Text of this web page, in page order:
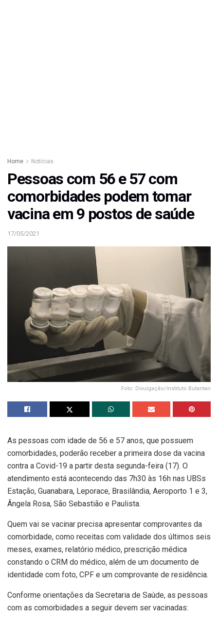
Home Notícias
Pessoas com 56 e 57 com
comorbidades podem tomar
vacina em 9 postos de saúde
17/05/2021
Foto: Divulgação/Instituto Butantan
As pessoas com idade de 56 e 57 anos, que possuem
comorbidades, poderão receber a primeira dose da vacina
contra a Covid-19 a partir desta segunda-feira (17). O
atendimento está acontecendo das 7h30 às 16h nas UBSs
Estação, Guanabara, Leporace, Brasilândia, Aeroporto 1 e 3,
Ângela Rosa, São Sebastião e Paulista.
Quem vai se vacinar precisa apresentar comprovantes da
comorbidade, como receitas com validade dos últimos seis
meses, exames, relatório médico, prescrição médica
constando o CRM do médico, além de um documento de
identidade com foto, CPF e um comprovante de residência.
Conforme orientações da Secretaria de Saúde, as pessoas
com as comorbidades a seguir devem ser vacinadas: